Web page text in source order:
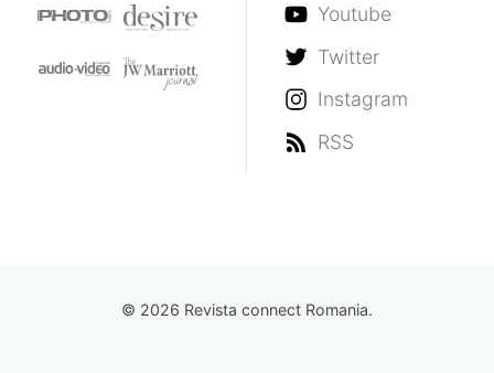
Youtube
Twitter
Instagram
RSS
© 2026 Revista connect Romania.